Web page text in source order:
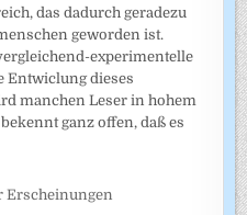
das dadurch geradezu
geworden ist.
experimentelle
Entwiclung dieses
manchen Leser in hohem
ganz offen, daß es
Erscheinungen